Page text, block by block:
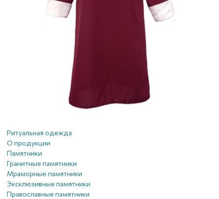
Ритуальная одежда
О продукции
Памятники
Гранитные памятники
Мраморные памятники
Эксклюзивные памятники
Православные памятники